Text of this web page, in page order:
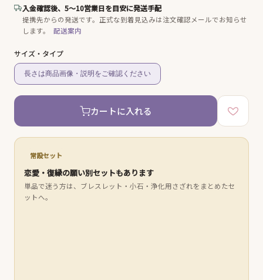
入金確認後、5〜10営業日を目安に発送手配
提携先からの発送です。 正式な到着見込みは注文確認メールでお知らせ
します。
配送案内
サイズ・タイプ
長さは商品画像・説明をご確認ください
カートに入れる
常設セット
恋愛・復縁の願い別セットもあります
単品で迷う方は、ブレスレット・小石・浄化用さざれをまとめたセ
ットへ。